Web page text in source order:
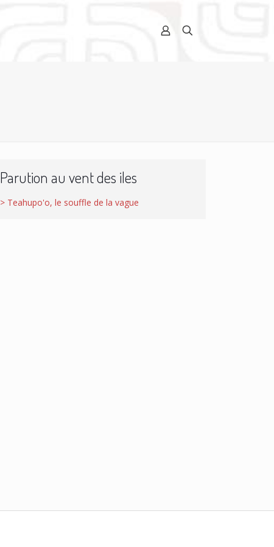
Parution au vent des iles
> Teahupo'o, le souffle de la vague